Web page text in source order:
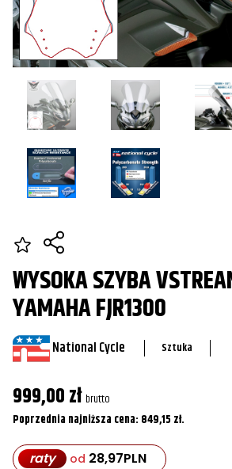
WYSOKA SZYBA
YAMAHA FJR1300
National Cycle Sztuka
999,00zł brutto
Poprzednia najniższa cena: 849,15 zł.
raty od 28,97PLN